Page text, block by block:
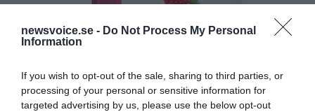
newsvoice.se - Do Not Process My Personal
Information
If you wish to opt-out of the sale, sharing to third parties, or
processing of your personal or sensitive information for
targeted advertising by us, please use the below opt-out